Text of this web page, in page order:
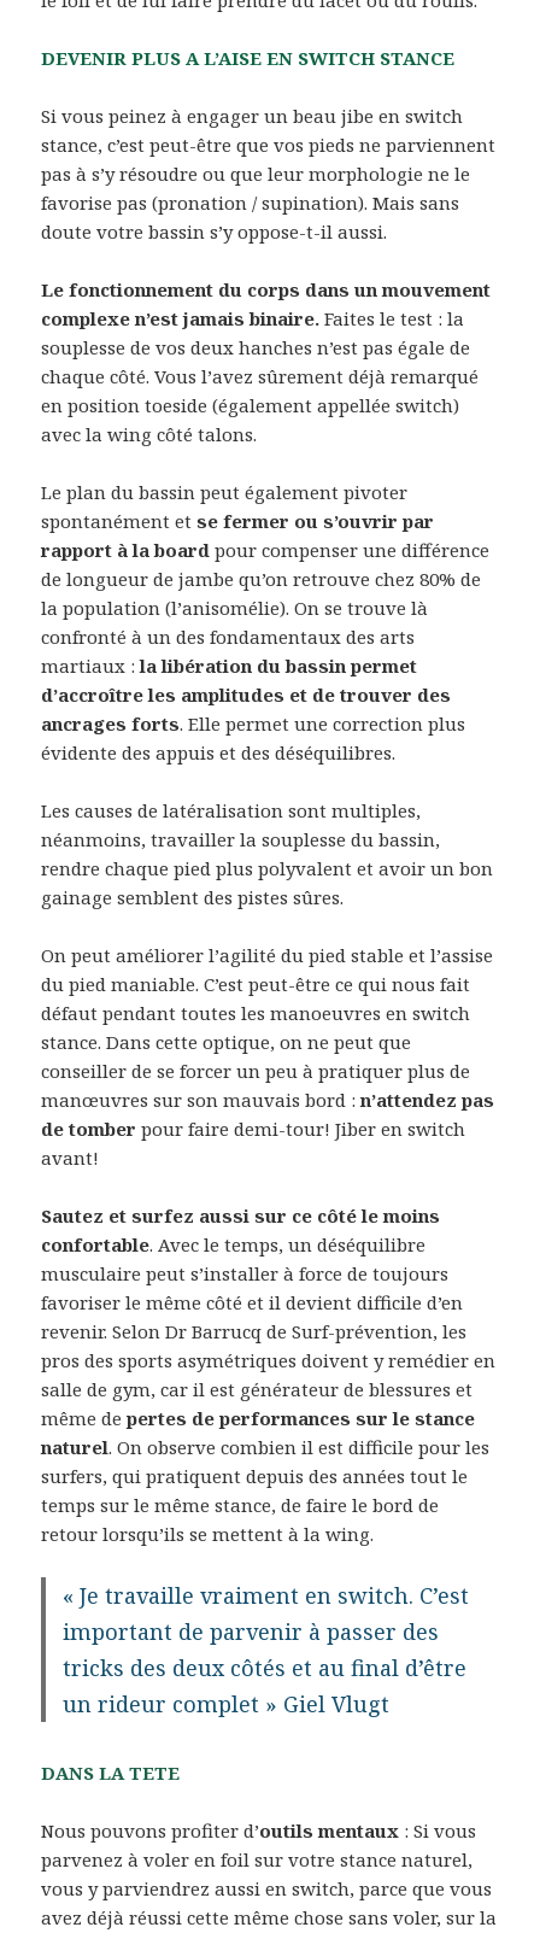
DEVENIR PLUS A L’AISE EN SWITCH STANCE
Si vous peinez à engager un beau jibe en switch
stance, c’est peut-être que vos pieds ne parviennent
pas à s’y résoudre ou que leur morphologie ne le
favorise pas (pronation / supination). Mais sans
doute votre bassin s’y oppose-t-il aussi.
Le fonctionnement du corps dans un mouvement
complexe n’est jamais binaire. Faites le test : la
souplesse de vos deux hanches n’est pas égale de
chaque côté. Vous l’avez sûrement déjà remarqué
en position toeside (également appellée switch)
avec la wing côté talons.
Le plan du bassin peut également pivoter
spontanément etse fermer ou s’ouvrir par
rapport à la boardpour compenser une différence
de longueur de jambe qu’on retrouve chez 80% de
la population (l’anisomélie). On se trouve là
confronté à un des fondamentaux des arts
martiaux :la libération du bassin permet
d’accroître les amplitudes et de trouver des
ancrages forts. Elle permet une correction plus
évidente des appuis et des déséquilibres.
Les causes de latéralisation sont multiples,
néanmoins, travailler la souplesse du bassin,
rendre chaque pied plus polyvalent et avoir un bon
gainage semblent des pistes sûres.
On peut améliorer l’agilité du pied stable et l’assise
du pied maniable. C’est peut-être ce qui nous fait
défaut pendant toutes les manoeuvres en switch
stance. Dans cette optique, on ne peut que
conseiller de se forcer un peu à pratiquer plus de
manœuvres sur son mauvais bord :n’attendez pas
de tomber pour faire demi-tour! Jiber en switch
avant!
Sautez et surfez aussi sur ce côté le moins
confortable. Avec le temps, un déséquilibre
musculaire peut s’installer à force de toujours
favoriser le même côté et il devient difficile d’en
revenir. Selon Dr Barrucq de Surf-prévention, les
pros des sports asymétriques doivent y remédier en
salle de gym, car il est générateur de blessures et
même depertes de performances sur le stance
naturel. On observe combien il est difficile pour les
surfers, qui pratiquent depuis des années tout le
temps sur le même stance, de faire le bord de
retour lorsqu’ils se mettent à la wing.
« Je travaille vraiment en switch. C’est
important de parvenir à passer des
tricks des deux côtés et au final d’être
un rideur complet » Giel Vlugt
DANS LA TETE
Nous pouvons profiter d’outils mentaux : Si vous
parvenez à voler en foil sur votre stance naturel,
vous y parviendrez aussi en switch, parce que vous
avez déjà réussi cette même chose sans voler, sur la